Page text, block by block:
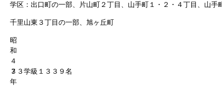
学区：出口町の一部、片山町２丁目、山手町１・２・４丁目、山手
千里山東３丁目の一部、旭ヶ丘町
昭
和
４
７
年
３３学級１３３９名